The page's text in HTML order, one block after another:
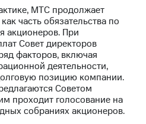
МТС продолжает
часть обязательства по
акционеров. При
Совет директоров
факторов, включая
деятельности,
позицию компании.
Советом
проходит голосование на
собраниях акционеров.